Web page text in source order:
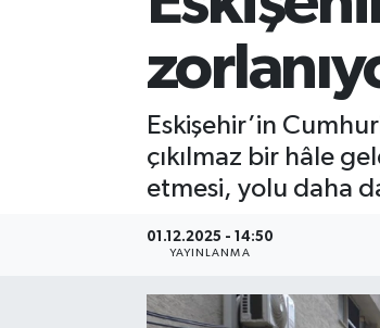
Eskişehir’in
çıkılmaz bir hâle
etmesi, yolu daha
01.12.2025 - 14:50
YAYINLANMA